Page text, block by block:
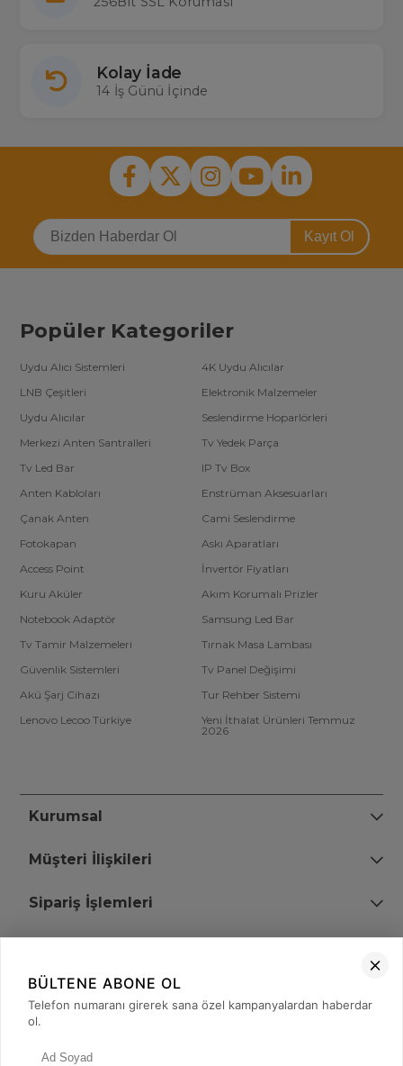
Kolay İade
14 İş Günü İçinde
Kayıt Ol
Popüler Kategoriler
Uydu Alıcı Sistemleri
4K Uydu Alıcılar
LNB Çeşitleri
Elektronik Malzemeler
Uydu Alıcılar
Seslendirme Hoparlörleri
Merkezi Anten Santralleri
Tv Yedek Parça
Tv Led Bar
IP Tv Box
Anten Kabloları
Enstrüman Aksesuarları
Çanak Anten
Cami Seslendirme
Fotokapan
Askı Aparatları
Access Point
İnvertör Fiyatları
Kuru Aküler
Akım Korumalı Prizler
Notebook Adaptör
Samsung Led Bar
Tv Tamir Malzemeleri
Tırnak Masa Lambası
Güvenlik Sistemleri
Tv Panel Değişimi
Akü Şarj Cihazı
Tur Rehber Sistemi
Lenovo Lecoo Türkiye
Yeni İthalat Ürünleri Temmuz
2026
Kurumsal
Müşteri İlişkileri
Sipariş İşlemleri
+90 (850) 473 08 08
BÜLTENE ABONE OL
Telefon numaranı girerek sana özel kampanyalardan haberdar
ol.